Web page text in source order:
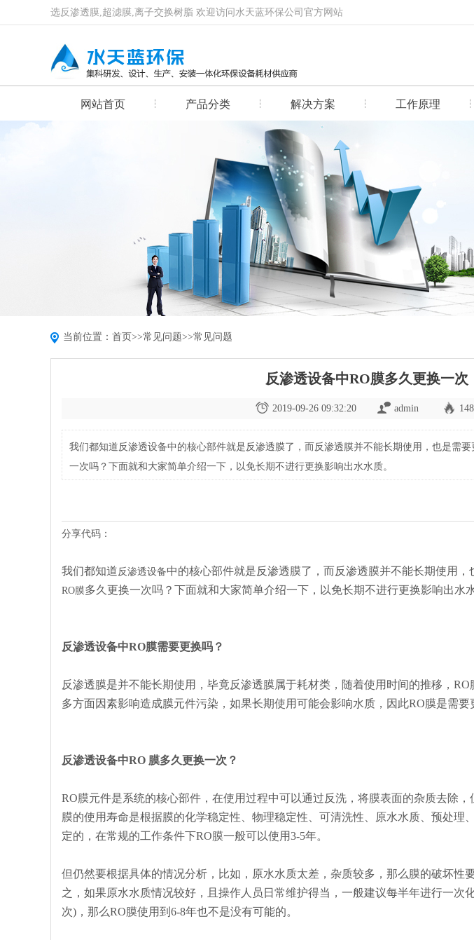
选反渗透膜,超滤膜,离子交换树脂 欢迎访问水天蓝环保公司官方网站
网站首页 产品分类 解决方案 工作原理
当前位置： 首页>>常见问题>>常见问题
反渗透设备中RO膜多久更换一次
2019-09-26 09:32:20 admin
我们都知道反渗透设备中的核心部件就是反渗透膜了，而反渗透膜并不能长期使用，也是需
一次吗？下面就和大家简单介绍一下，以免长期不进行更换影响出水水质。
分享代码：
我们都知道反渗透设备中的核心部件就是反渗透膜了，而反渗透膜并不能长期使用
RO膜多久更换一次吗？下面就和大家简单介绍一下，以免长期不进行更换影响出水水
反渗透设备中RO膜需要更换吗？
反渗透膜是并不能长期使用，毕竟反渗透膜属于耗材类，随着使用时间的推移，
多方面因素影响造成膜元件污染，如果长期使用可能会影响水质，因此RO膜是需要
反渗透设备中RO 膜多久更换一次？
RO膜元件是系统的核心部件，在使用过程中可以通过反洗，将膜表面的杂质去除
膜的使用寿命是根据膜的化学稳定性、物理稳定性、可清洗性、原水水质、预处理
定的，在常规的工作条件下RO膜一般可以使用3-5年。
但仍然要根据具体的情况分析，比如，原水水质太差，杂质较多，那么膜的破坏性
之，如果原水水质情况较好，且操作人员日常维护得当，一般建议每半年进行一次
次)，那么RO膜使用到6-8年也不是没有可能的。